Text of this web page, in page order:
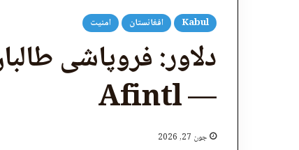
Kabul افغانستان امنیت
دلاور: فروپاشی
— Afintl
جون 27, 2026